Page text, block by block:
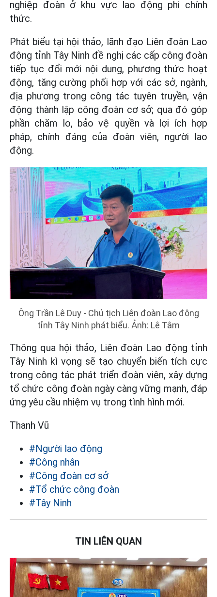
nghiệp đoàn ở khu vực lao động phi chính
thức.
Phát biểu tại hội thảo, lãnh đạo Liên đoàn Lao
động tỉnh Tây Ninh đề nghị các cấp công đoàn
tiếp tục đổi mới nội dung, phương thức hoạt
động, tăng cường phối hợp với các sở, ngành,
địa phương trong công tác tuyên truyền, vận
động thành lập công đoàn cơ sở; qua đó góp
phần chăm lo, bảo vệ quyền và lợi ích hợp
pháp, chính đáng của đoàn viên, người lao
động.
Ông Trần Lê Duy - Chủ tịch Liên đoàn Lao động
tỉnh Tây Ninh phát biểu. Ảnh: Lê Tâm
Thông qua hội thảo, Liên đoàn Lao động tỉnh
Tây Ninh kì vọng sẽ tạo chuyển biến tích cực
trong công tác phát triển đoàn viên, xây dựng
tổ chức công đoàn ngày càng vững mạnh, đáp
ứng yêu cầu nhiệm vụ trong tình hình mới.
Thanh Vũ
#Người lao động
#Công nhân
#Công đoàn cơ sở
#Tổ chức công đoàn
#Tây Ninh
TIN LIÊN QUAN